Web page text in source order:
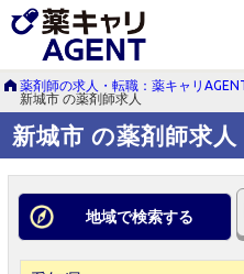
薬剤師の求人・転職：薬キャリ
新城市 の薬剤師求人
新城市 の薬剤師求人
地域で検索する